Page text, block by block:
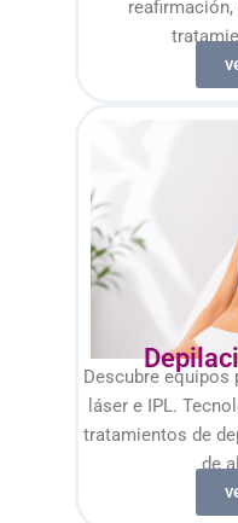
Descubre
láser e IPL.
tratamientos de
de